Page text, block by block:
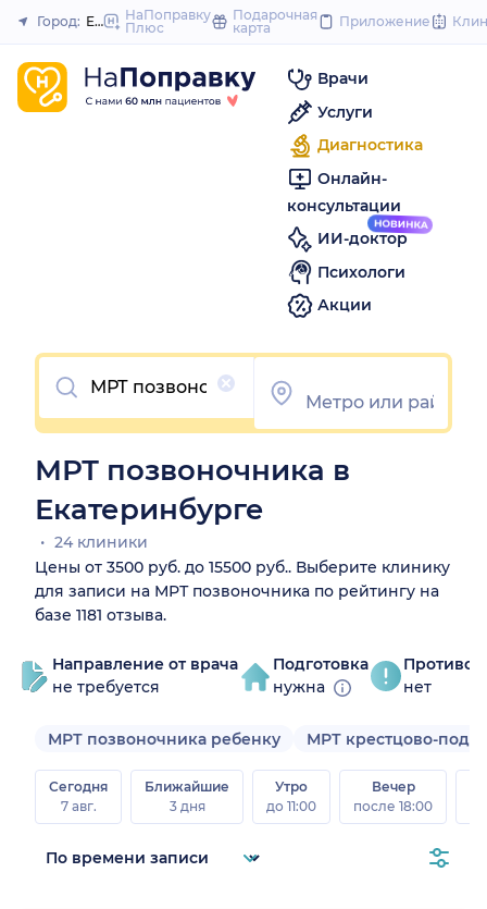
to
Закрыть
Город: Екатеринбург
НаПоправку
Плюс
Подарочная
карта
Приложение
Врачи
Услуги
Диагностика
Онлайн-
консультации
ИИ-доктор
Психологи
Акции
Очистить
МРТ позвоночника в
Екатеринбурге
24 клиники
Цены от 3500 руб. до 15500 руб.. Выберите клинику
для записи на МРТ позвоночника по рейтингу на
базе 1181 отзыва.
Направление от врача
не требуется
Подготовка
нужна
нет
МРТ позвоночника ребенку МРТ крестцово-
Сегодня
7 авг.
Ближайшие
3 дня
Утро
до 11:00
Вечер
после 18:00